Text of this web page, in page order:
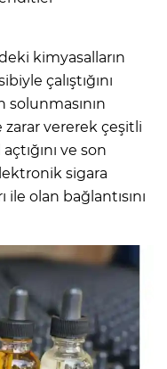
kimyasalların
çalıştığını
solunmasının
vererek çeşitli
ve son
sigara
ile olan bağlantısını